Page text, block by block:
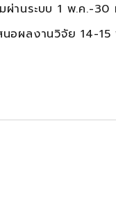
ผ่านระบบ 1 พ.ค.-
สนอผลงานวิจัย 14-